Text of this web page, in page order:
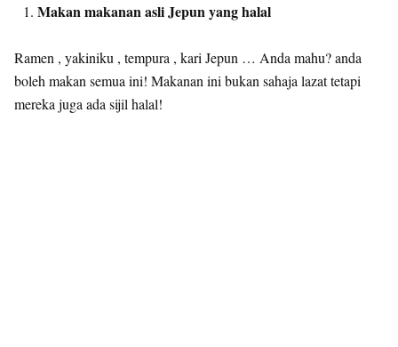
Makan makanan asli Jepun yang halal
Ramen , yakiniku , tempura , kari Jepun … Anda mahu? anda
boleh makan semua ini! Makanan ini bukan sahaja lazat tetapi
mereka juga ada sijil halal!